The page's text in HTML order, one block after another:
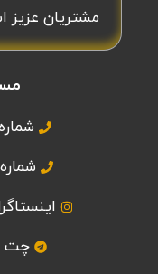
مشتریان عزیز
شماره
شماره
چت